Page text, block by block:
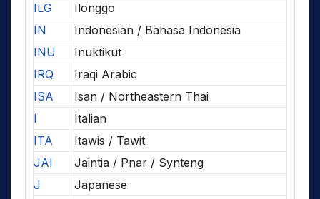
ILG
Ilonggo
IN
Indonesian / Bahasa Indonesia
INU
Inuktikut
IRQ
Iraqi Arabic
ISA
Isan / Northeastern Thai
I
Italian
ITA
Itawis / Tawit
JAI
Jaintia / Pnar / Synteng
J
Japanese